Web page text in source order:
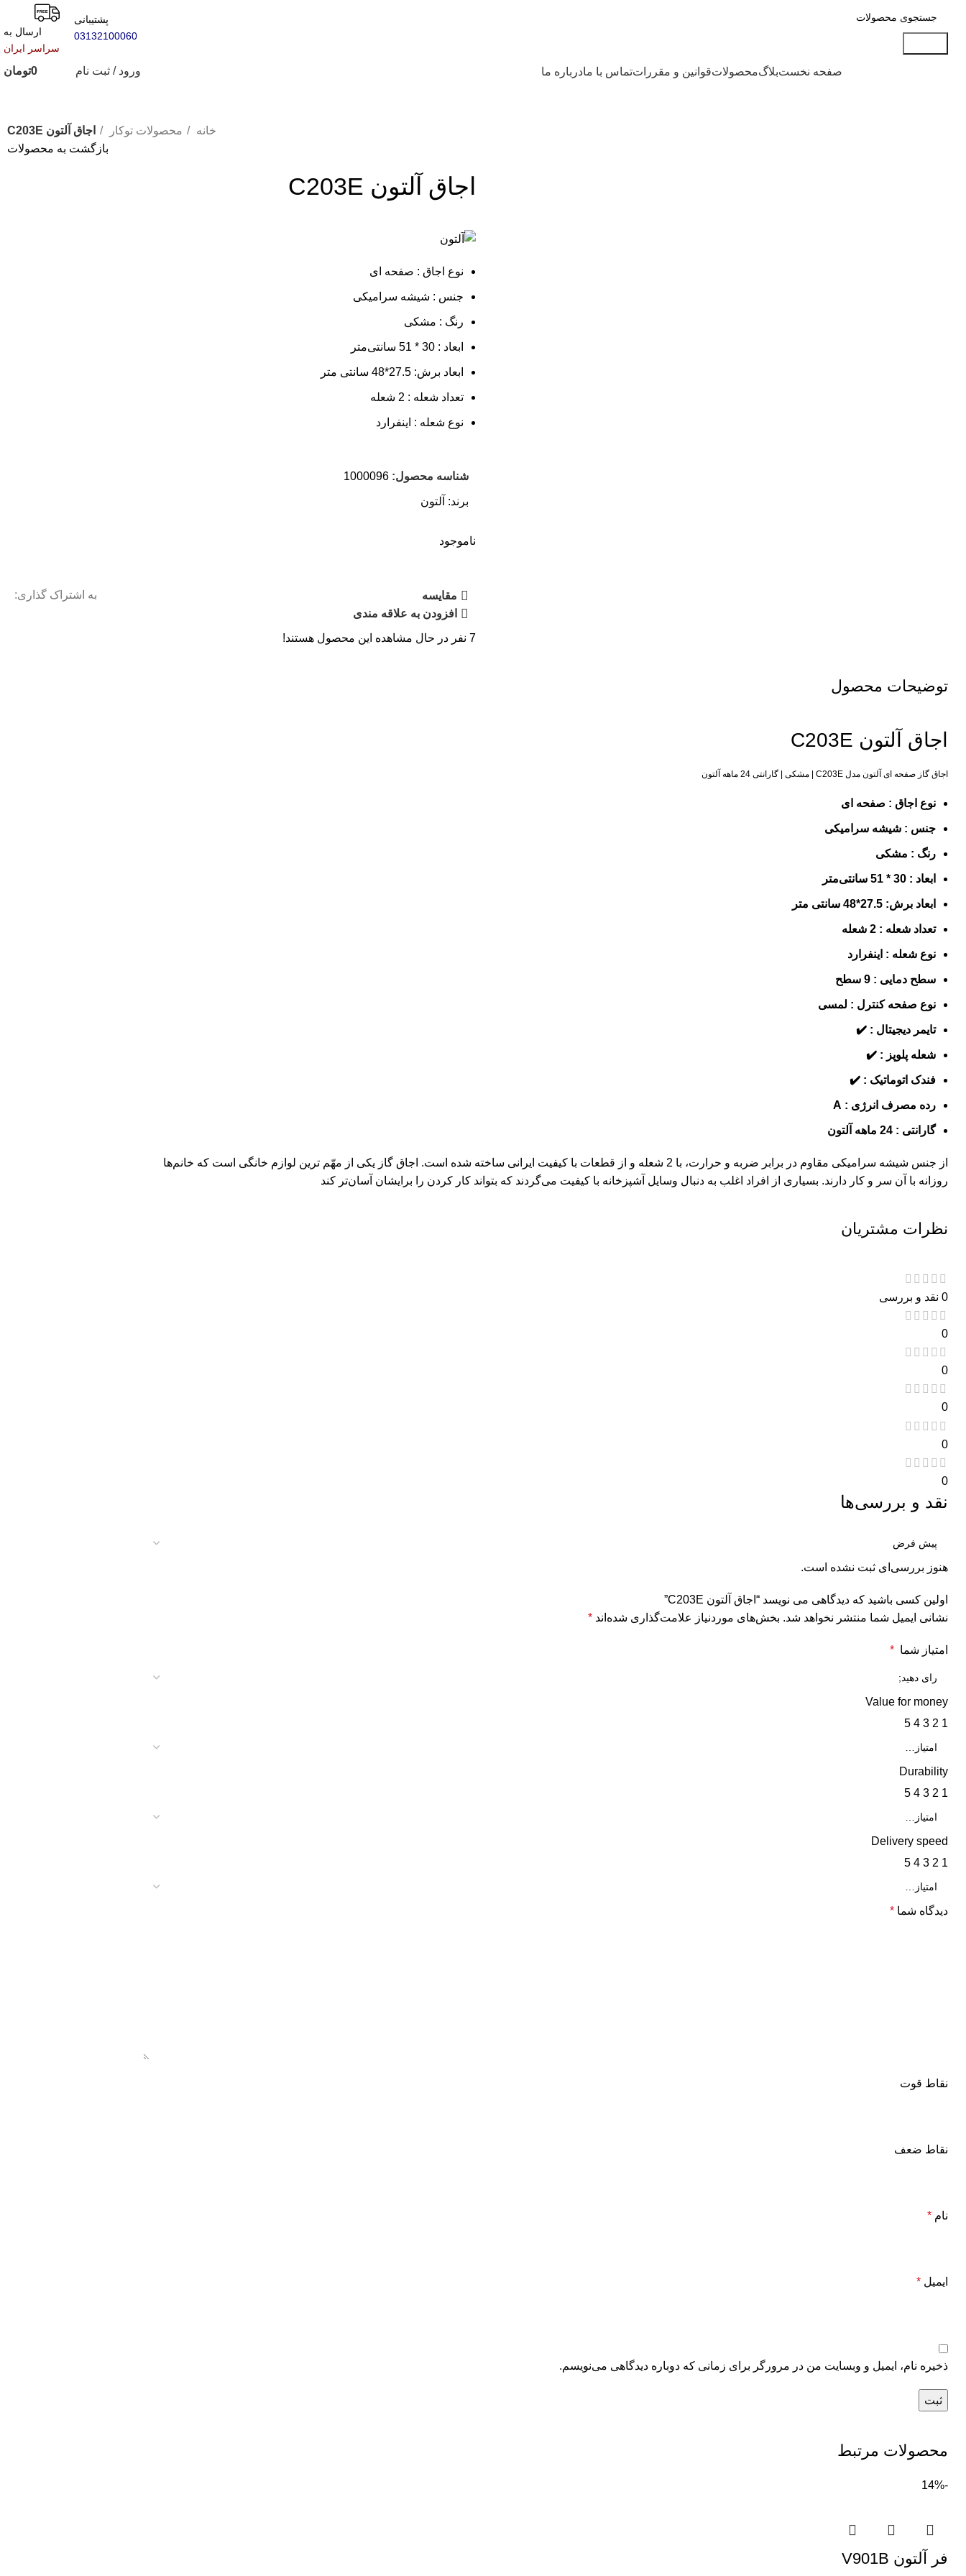
پشتیبانی
03132100060
ارسال به
سراسر ایران
صفحه نخستبلاگمحصولاتقوانین و مقرراتتماس با مادرباره ما ورود / ثبت نام 0تومان
خانه محصولات توکار
اجاق آلتون C203E
بازگشت به محصولات
اجاق آلتون C203E
نوع اجاق : صفحه ای
جنس : شیشه سرامیکی
رنگ : مشکی
ابعاد : 30 * 51 سانتی‌متر
ابعاد برش: 27.5*48 سانتی متر
تعداد شعله : 2 شعله
نوع شعله : اینفرارد
شناسه محصول: 1000096
برند: آلتون
ناموجود
مقایسه
افزودن به علاقه مندی
به اشتراک گذاری:
7 نفر در حال مشاهده این محصول هستند!
توضیحات محصول
اجاق آلتون C203E
اجاق گاز صفحه ای آلتون مدل C203E | مشکی | گارانتی 24 ماهه آلتون
نوع اجاق : صفحه ای
جنس : شیشه سرامیکی
رنگ : مشکی
ابعاد : 30 * 51 سانتی‌متر
ابعاد برش: 27.5*48 سانتی متر
تعداد شعله : 2 شعله
نوع شعله : اینفرارد
سطح دمایی : 9 سطح
نوع صفحه کنترل : لمسی
تایمر دیجیتال : ✔️
شعله پلوپز : ✔️
فندک اتوماتیک : ✔️
رده مصرف انرژی : A
گارانتی : 24 ماهه آلتون
از جنس شیشه سرامیکی مقاوم در برابر ضربه و حرارت، با 2 شعله و از قطعات با کیفیت ایرانی ساخته شده است. اجاق گاز یکی از مهّم ترین لوازم خانگی است که خانم‌ها
روزانه با آن سر و کار دارند. بسیاری از افراد اغلب به دنبال وسایل آشپزخانه با کیفیت می‌گردند که بتواند کار کردن را برایشان آسان‌تر کند
نظرات مشتریان
0 نقد و بررسی
0
0
0
0
0
نقد و بررسی‌ها
هنوز بررسی‌ای ثبت نشده است.
اولین کسی باشید که دیدگاهی می نویسد “اجاق آلتون C203E”
نشانی ایمیل شما منتشر نخواهد شد. بخش‌های موردنیاز علامت‌گذاری شده‌اند *
امتیاز شما *
Value for money
1
2
3
4
5
Durability
1
2
3
4
5
Delivery speed
1
2
3
4
5
دیدگاه شما *
نقاط قوت
نقاط ضعف
نام *
ایمیل *
ذخیره نام، ایمیل و وبسایت من در مرورگر برای زمانی که دوباره دیدگاهی می‌نویسم.
محصولات مرتبط
-14%
فر آلتون V901B